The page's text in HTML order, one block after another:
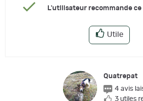
L'utilisateur recommande
Utile
Quatrepat
4 avis
3 utiles